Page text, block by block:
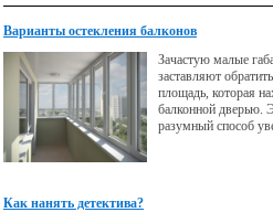
Варианты остекления балконов
Зачастую малые
заставляют
площадь, которая
балконной дверью.
разумный способ
Как нанять детектива?